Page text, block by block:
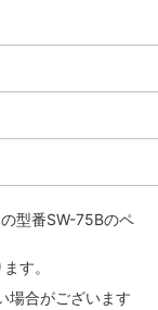
の型番SW-75Bのペ
す。
場合がございます